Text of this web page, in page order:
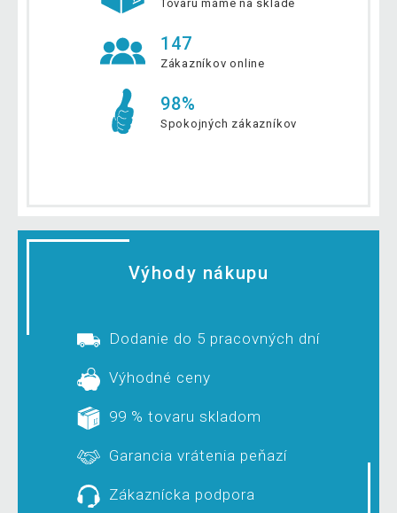
Tovaru máme na sklade
147
Zákazníkov online
98%
Spokojných zákazníkov
Výhody nákupu
Dodanie do 5 pracovných dní
Výhodné ceny
99 % tovaru skladom
Garancia vrátenia peňazí
Zákaznícka podpora